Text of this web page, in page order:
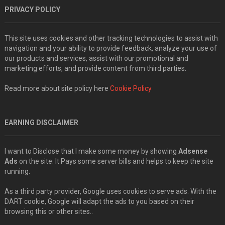
PRIVACY POLICY
This site uses cookies and other tracking technologies to assist with
navigation and your ability to provide feedback, analyze your use of
our products and services, assist with our promotional and
marketing efforts, and provide content from third parties.
Read more about site policy here Cookie Policy
EARNING DISCLAIMER
I want to Disclose that I make some money by showing Adsense
Ads on the site. It Pays some server bills and helps to keep the site
running.
As a third party provider, Google uses cookies to serve ads. With the
DART cookie, Google will adapt the ads to you based on their
browsing this or other sites..